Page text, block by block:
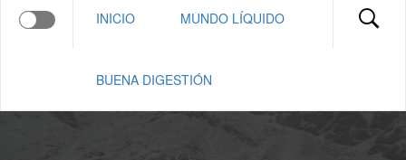
INICIO MUNDO LÍQUIDO
BUENA DIGESTIÓN